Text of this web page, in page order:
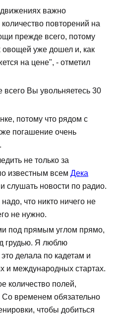
важно
повторений на
прежде всего, потому
овощей уже дошел и, как
на цене", - отметил
Вы увольняетесь 30
потому что рядом с
погашение очень
не только за
известным всем Дека
слушать новости по радио.
что никто ничего не
не нужно.
под прямым углом прямо,
грудью. Я люблю
делала по кадетам и
и международных стартах.
количество полей,
временем обязательно
чтобы добиться